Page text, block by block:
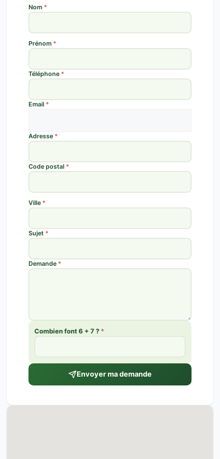
Nom *
Prénom *
Téléphone *
Email *
Adresse *
Code postal *
Ville *
Sujet *
Demande *
Combien font 6 + 7 ? *
Envoyer ma demande